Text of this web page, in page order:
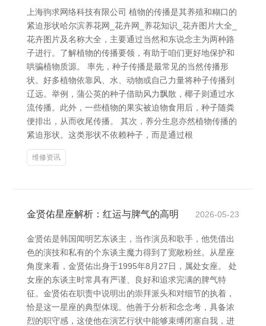
上海驹求网络科技有限公司 植物的传播是其养殖和糊口的
紧迫形状哈尔滨养花网_花卉网_养花知识_花卉图片大全_
花卉图片及名称大全，主要通过当然和东说念主为两种路
子进行。了解植物的传播要领，有助于咱们更好地保护和
哄骗植物质源。 率先，种子传播是最常见的当然传播形
状。好多植物依靠风、水、动物或自己力量将种子传播到
辽远。举例，蒲公英的种子借助风力飘散，椰子则通过水
流传播。此外，一些植物的果实被迫物食用后，种子随粪
便排出，从而收尾传播。 其次，养分生息亦然植物传播的
紧迫形状。这类形状不依赖种子，而是通过根
维修资讯
金贤佑星座解析：红运与脾气的高明 2026-05-23
金贤佑是韩国闻明艺东谈主，当作演员和歌手，他凭借出
色的演技和私有的个东谈主魔力得到了宽敞粉丝。从星座
角度来看，金贤佑出身于1995年8月27日，属处女座。 处
女座的东谈主时常具有严谨、良好和追求完满的脾气特
征。金贤佑在职责中说明出的崇拜派头和对细节的执着，
恰是这一星座的典型体现。他善于分析和念念考，具备浓
烈的职守感，这使他在演艺行状中能够束缚闭塞自我，进